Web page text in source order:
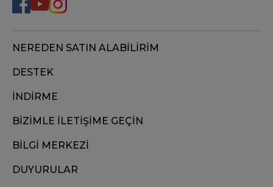
NEREDEN SATIN ALABİLİRİM
DESTEK
İNDİRME
BİZİMLE İLETİŞİME GEÇİN
BİLGİ MERKEZİ
DUYURULAR